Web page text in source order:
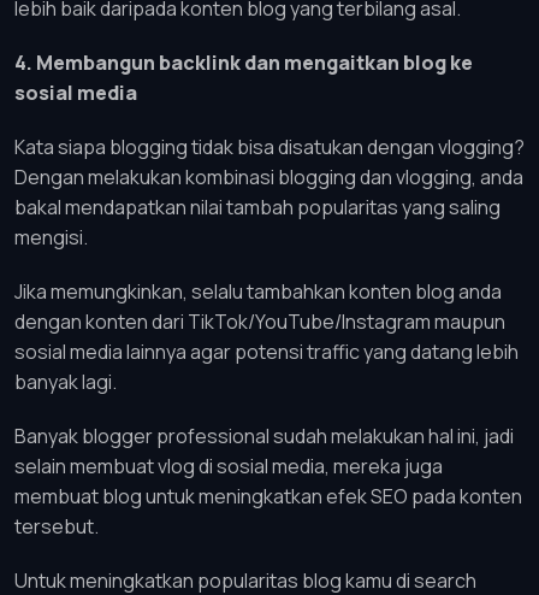
lebih baik daripada konten blog yang terbilang asal.
4. Membangun backlink dan mengaitkan blog ke
sosial media
Kata siapa blogging tidak bisa disatukan dengan vlogging?
Dengan melakukan kombinasi blogging dan vlogging, anda
bakal mendapatkan nilai tambah popularitas yang saling
mengisi.
Jika memungkinkan, selalu tambahkan konten blog anda
dengan konten dari TikTok/YouTube/Instagram maupun
sosial media lainnya agar potensi traffic yang datang lebih
banyak lagi.
Banyak blogger professional sudah melakukan hal ini, jadi
selain membuat vlog di sosial media, mereka juga
membuat blog untuk meningkatkan efek SEO pada konten
tersebut.
Untuk meningkatkan popularitas blog kamu di search